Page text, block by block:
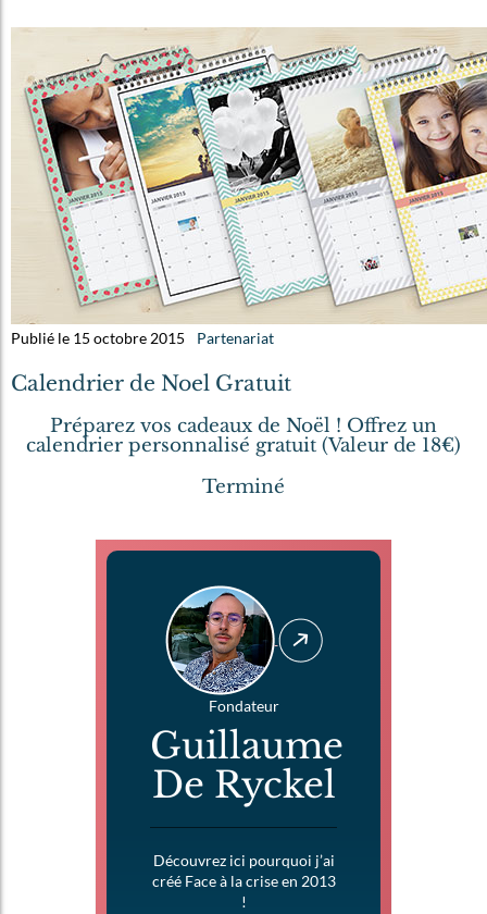
Publié le 15 octobre 2015 Partenariat
Calendrier de Noel Gratuit
Préparez vos cadeaux de Noël ! Offrez un
calendrier personnalisé gratuit (Valeur de 18€)
Terminé
Fondateur
Guillaume
De Ryckel
Découvrez ici pourquoi j’ai
créé Face à la crise en 2013
!